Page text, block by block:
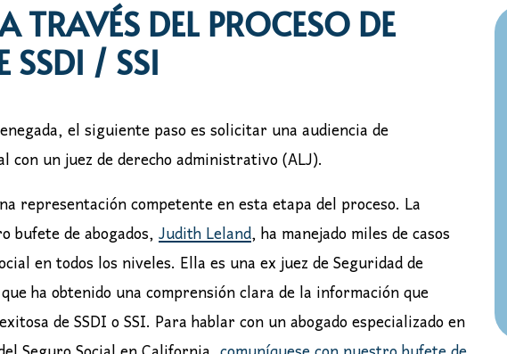
DEL PROCESO DE
SSDI / SSI
el siguiente paso es solicitar una audiencia de
con un juez de derecho administrativo (ALJ).
representación competente en esta etapa del proceso. La
bufete de abogados,Judith Leland, ha manejado miles de casos
en todos los niveles. Ella es una ex juez de Seguridad de
ha obtenido una comprensión clara de la información que
de SSDI o SSI. Para hablar con un abogado especializado en